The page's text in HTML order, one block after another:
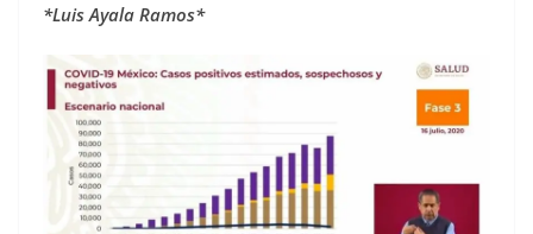
*Luis Ayala Ramos*